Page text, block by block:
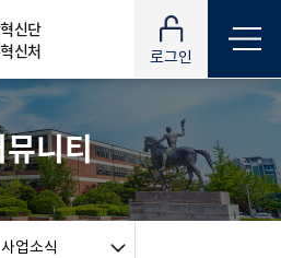
신단
신처
로그인
니티
사업소식